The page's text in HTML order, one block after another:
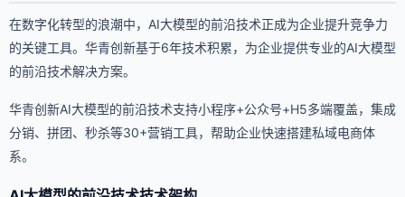
在数字化转型的浪潮中，AI大模型的前沿技术正成为企业提升竞争力
的关键工具。华青创新基于6年技术积累，为企业提供专业的AI大模型
的前沿技术解决方案。
华青创新AI大模型的前沿技术支持小程序+公众号+H5多端覆盖，集成
分销、拼团、秒杀等30+营销工具，帮助企业快速搭建私域电商体
系。